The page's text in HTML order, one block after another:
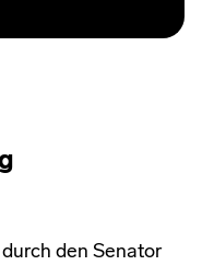
den Senator